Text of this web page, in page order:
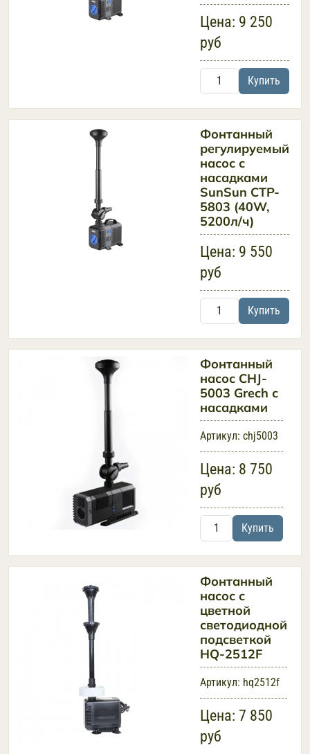
Цена: 9 250
руб
Купить
Фонтанный
регулируемый
насос с
насадками
SunSun CTP-
5803 (40W,
5200л/ч)
Цена: 9 550
руб
Купить
Фонтанный
насос CHJ-
5003 Grech с
насадками
Артикул: chj5003
Цена: 8 750
руб
Купить
Фонтанный
насос с
цветной
светодиодной
подсветкой
HQ-2512F
Артикул: hq2512f
Цена: 7 850
руб